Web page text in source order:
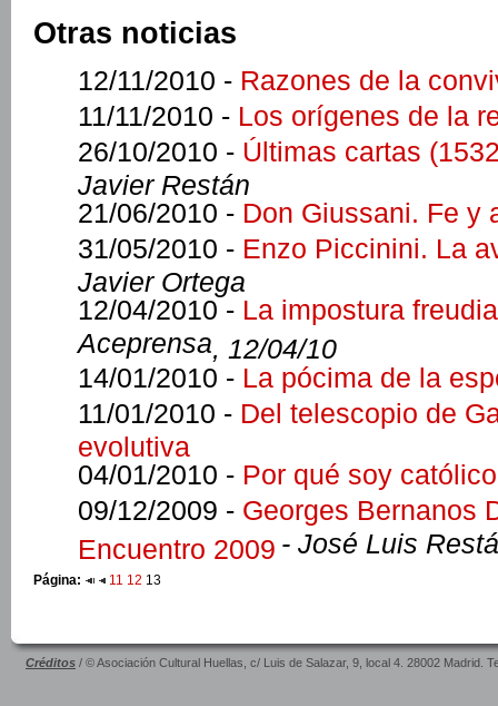
Otras noticias
12/11/2010 - Razones de la
11/11/2010 - Los orígenes de la
26/10/2010 - Últimas cartas
Javier Restán
21/06/2010 - Don Giussani. Fe y
31/05/2010 - Enzo Piccinini. La
Javier Ortega
12/04/2010 - La impostura
Aceprensa , 12/04/10
14/01/2010 - La pócima de la
11/01/2010 - Del telescopio de
evolutiva
04/01/2010 - Por qué soy católico
09/12/2009 - Georges Bernanos
Encuentro 2009 - José Luis
Página: 11 12 13
Créditos / © Asociación Cultural Huellas, c/ Luis de Salazar, 9, local 4. 28002 Madrid.